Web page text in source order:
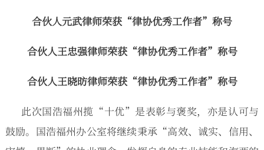
合伙人元武律师荣获“律协优秀工作者”称号
合伙人王忠强律师荣获“律协优秀工作者”称号
合伙人王晓昉律师荣获“律协优秀工作者”称号
此次国浩福州揽“十优”是表彰与褒奖，亦是认可与
鼓励。国浩福州办公室将继续秉承“高效、诚实、信用、